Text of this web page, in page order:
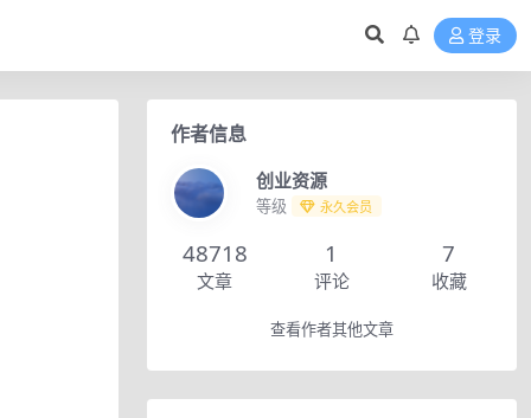
登录
作者信息
创业资源
等级 永久会员
48718
文章
1
评论
7
收藏
查看作者其他文章